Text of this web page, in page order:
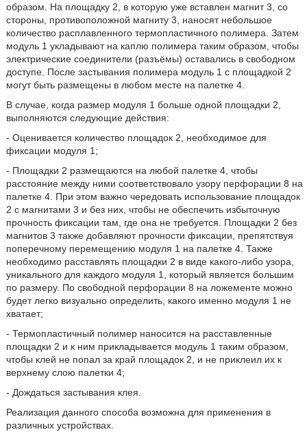
образом. На площадку 2, в которую уже вставлен магнит 3, со
стороны, противоположной магниту 3, наносят небольшое
количество расплавленного термопластичного полимера. Затем
модуль 1 укладывают на каплю полимера таким образом, чтобы
электрические соединители (разъёмы) оставались в свободном
доступе. После застывания полимера модуль 1 с площадкой 2
могут быть размещены в любом месте на палетке 4.
В случае, когда размер модуля 1 больше одной площадки 2,
выполняются следующие действия:
- Оценивается количество площадок 2, необходимое для
фиксации модуля 1;
- Площадки 2 размещаются на любой палетке 4, чтобы
расстояние между ними соответствовало узору перфорации 8 на
палетке 4. При этом важно чередовать использование площадок
2 с магнитами 3 и без них, чтобы не обеспечить избыточную
прочность фиксации там, где она не требуется. Площадки 2 без
магнитов 3 также добавляют прочности фиксации, препятствуя
поперечному перемещению модуля 1 на палетке 4. Также
необходимо расставлять площадки 2 в виде какого-либо узора,
уникального для каждого модуля 1, который является большим
по размеру. По свободной перфорации 8 на ложементе можно
будет легко визуально определить, какого именно модуля 1 не
хватает;
- Термопластичный полимер наносится на расставленные
площадки 2 и к ним прикладывается модуль 1 таким образом,
чтобы клей не попал за край площадок 2, и не приклеил их к
верхнему слою палетки 4;
- Дождаться застывания клея.
Реализация данного способа возможна для применения в
различных устройствах.